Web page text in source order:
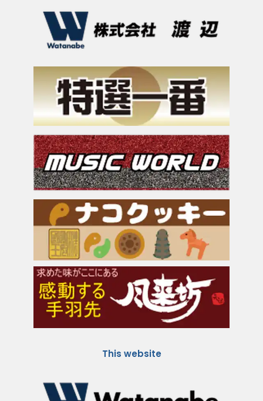
This website